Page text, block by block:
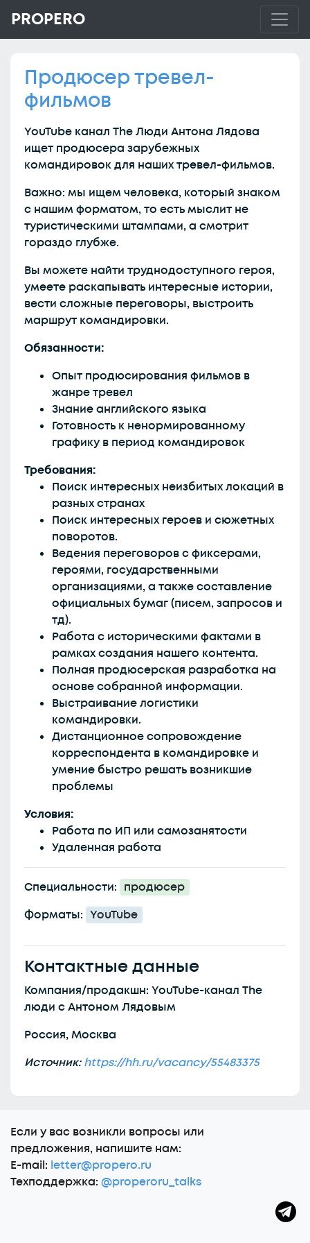
PROPERO
Продюсер тревел-
фильмов
YouTube канал The Люди Антона Лядова
ищет продюсера зарубежных
командировок для наших тревел-фильмов.
Важно: мы ищем человека, который знаком
с нашим форматом, то есть мыслит не
туристическими штампами, а смотрит
гораздо глубже.
Вы можете найти труднодоступного героя,
умеете раскапывать интересные истории,
вести сложные переговоры, выстроить
маршрут командировки.
Обязанности:
Опыт продюсирования фильмов в
жанре тревел
Знание английского языка
Готовность к ненормированному
графику в период командировок
Требования:
Поиск интересных неизбитых локаций в
разных странах
Поиск интересных героев и сюжетных
поворотов.
Ведения переговоров с фиксерами,
героями, государственными
организациями, а также составление
официальных бумаг (писем, запросов и
тд).
Работа с историческими фактами в
рамках создания нашего контента.
Полная продюсерская разработка на
основе собранной информации.
Выстраивание логистики
командировки.
Дистанционное сопровождение
корреспондента в командировке и
умение быстро решать возникшие
проблемы
Условия:
Работа по ИП или самозанятости
Удаленная работа
Специальности: продюсер
Форматы: YouTube
Контактные данные
Компания/продакшн: YouTube-канал The
люди с Антоном Лядовым
Россия, Москва
Источник:https://hh.ru/vacancy/55483375
Еcли у вас возникли вопросы или
предложения, напишите нам:
E-mail: letter@propero.ru
Техподдержка: @properoru_talks